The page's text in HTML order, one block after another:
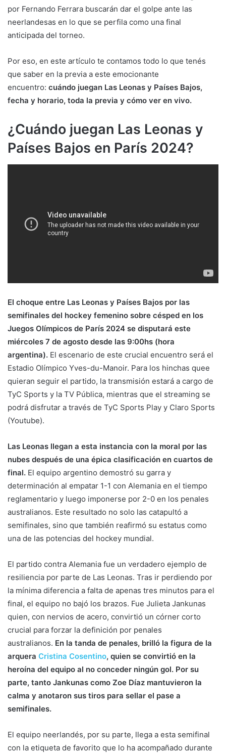
por Fernando Ferrara buscarán dar el golpe ante las
neerlandesas en lo que se perfila como una final
anticipada del torneo.
Por eso, en este artículo te contamos todo lo que tenés
que saber en la previa a este emocionante
encuentro: cuándo juegan Las Leonas y Países Bajos,
fecha y horario, toda la previa y cómo ver en vivo.
¿Cuándo juegan Las Leonas y
Países Bajos en París 2024?
El choque entre Las Leonas y Países Bajos por las
semifinales del hockey femenino sobre césped en los
Juegos Olímpicos de París 2024 se disputará este
miércoles 7 de agosto desde las 9:00hs (hora
argentina). El escenario de este crucial encuentro será el
Estadio Olímpico Yves-du-Manoir. Para los hinchas quee
quieran seguir el partido, la transmisión estará a cargo de
TyC Sports y la TV Pública, mientras que el streaming se
podrá disfrutar a través de TyC Sports Play y Claro Sports
(Youtube).
Las Leonas llegan a esta instancia con la moral por las
nubes después de una épica clasificación en cuartos de
final. El equipo argentino demostró su garra y
determinación al empatar 1-1 con Alemania en el tiempo
reglamentario y luego imponerse por 2-0 en los penales
australianos. Este resultado no solo las catapultó a
semifinales, sino que también reafirmó su estatus como
una de las potencias del hockey mundial.
El partido contra Alemania fue un verdadero ejemplo de
resiliencia por parte de Las Leonas. Tras ir perdiendo por
la mínima diferencia a falta de apenas tres minutos para el
final, el equipo no bajó los brazos. Fue Julieta Jankunas
quien, con nervios de acero, convirtió un córner corto
crucial para forzar la definición por penales
australianos. En la tanda de penales, brilló la figura de la
arquera Cristina Cosentino, quien se convirtió en la
heroína del equipo al no conceder ningún gol. Por su
parte, tanto Jankunas como Zoe Díaz mantuvieron la
calma y anotaron sus tiros para sellar el pase a
semifinales.
El equipo neerlandés, por su parte, llega a esta semifinal
con la etiqueta de favorito que lo ha acompañado durante